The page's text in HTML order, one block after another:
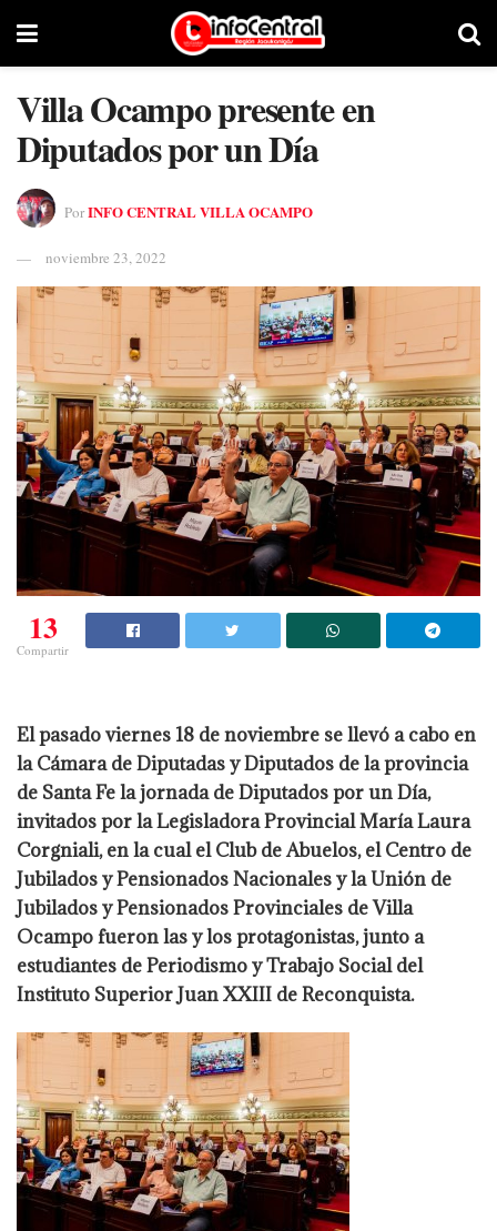
Villa Ocampo presente en
Diputados por un Día
PorINFO CENTRAL VILLA OCAMPO
noviembre 23, 2022
13
Compartir
El pasado viernes 18 de noviembre se llevó a cabo en
la Cámara de Diputadas y Diputados de la provincia
de Santa Fe la jornada de Diputados por un Día,
invitados por la Legisladora Provincial María Laura
Corgniali, en la cual el Club de Abuelos, el Centro de
Jubilados y Pensionados Nacionales y la Unión de
Jubilados y Pensionados Provinciales de Villa
Ocampo fueron las y los protagonistas, junto a
estudiantes de Periodismo y Trabajo Social del
Instituto Superior Juan XXIII de Reconquista.